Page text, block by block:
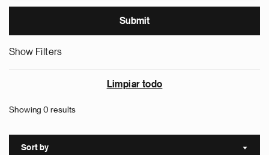
Show Filters
Limpiar todo
Showing 0 results
Sort by Sort